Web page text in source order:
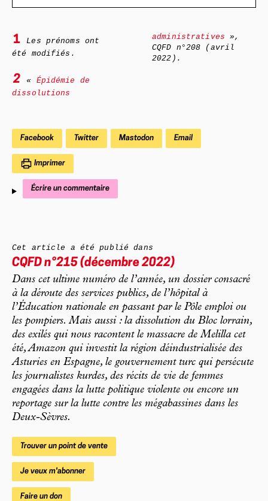
1
Les prénoms ont
été modifiés.
2 « Épidémie de
dissolutions
administratives »,
CQFD n°208 (avril
2022).
Facebook Twitter Mastodon Email
Imprimer
Écrire un commentaire
Cet article a été publié dans
CQFD n°215 (décembre 2022)
Dans cet ultime numéro de l’année, un dossier consacré
à la déroute des services publics, de l’hôpital à
l’Éducation nationale en passant par le Pôle emploi ou
les pompiers. Mais aussi : la dissolution du Bloc lorrain,
des exilés qui nous racontent le massacre de Melilla cet
été, Amazon qui investit la région déindustrialisée des
Asturies en Espagne, le gouvernement turc qui persécute
les journalistes kurdes, des récits de vie de femmes
engagées dans la lutte politique violente ou encore un
reportage sur la lutte contre les mégabassines dans les
Deux-Sèvres.
Trouver un point de vente
Je veux m'abonner
Faire un don